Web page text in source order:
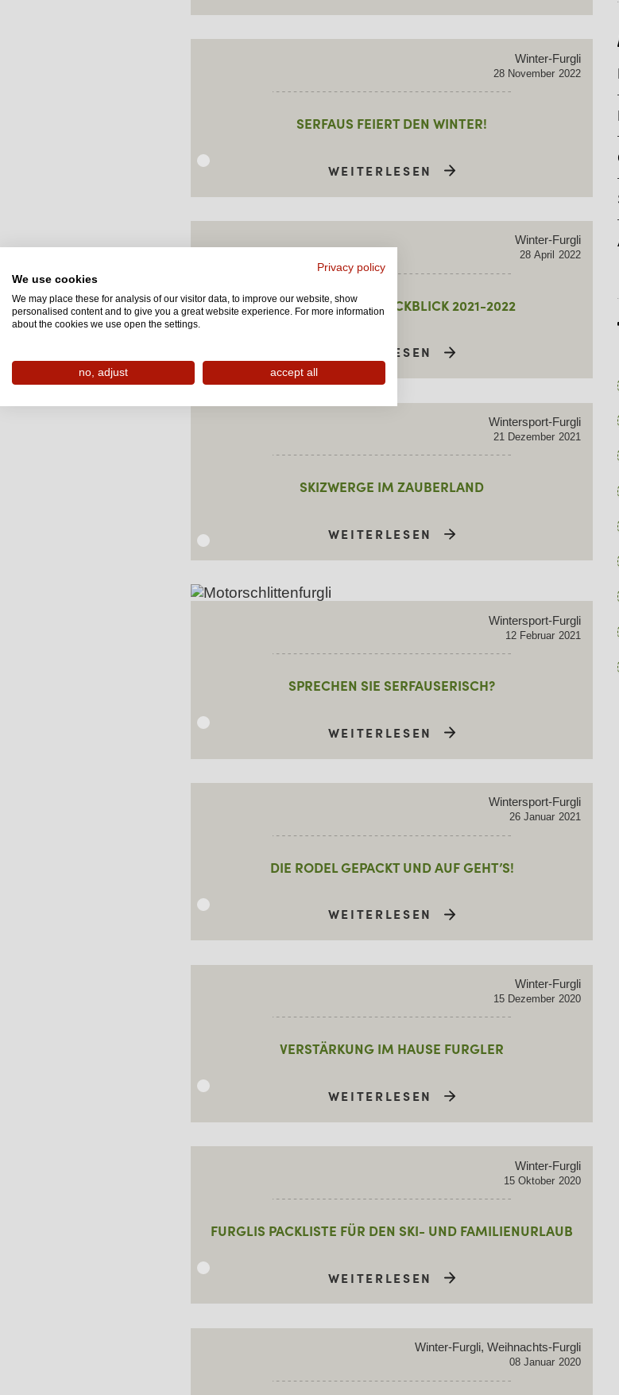
Winter-Furgli
28 November 2022
SERFAUS FEIERT DEN WINTER!
WEITERLESEN
Winter-Furgli
28 April 2022
FURGLIS WINTERRÜCKBLICK 2021-2022
WEITERLESEN
Wintersport-Furgli
21 Dezember 2021
SKIZWERGE IM ZAUBERLAND
WEITERLESEN
Wintersport-Furgli
12 Februar 2021
SPRECHEN SIE SERFAUSERISCH?
WEITERLESEN
Wintersport-Furgli
26 Januar 2021
DIE RODEL GEPACKT UND AUF GEHT’S!
WEITERLESEN
Winter-Furgli
15 Dezember 2020
VERSTÄRKUNG IM HAUSE FURGLER
WEITERLESEN
Winter-Furgli
15 Oktober 2020
FURGLIS PACKLISTE FÜR DEN SKI- UND FAMILIENURLAUB
WEITERLESEN
Winter-Furgli, Weihnachts-Furgli
08 Januar 2020
Privacy policy
We use cookies
We may place these for analysis of our visitor data, to improve our website, show
personalised content and to give you a great website experience. For more information
about the cookies we use open the settings.
no, adjust accept all